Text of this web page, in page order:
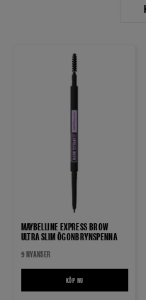
MAYBELLINE EXPRESS BROW
ULTRA SLIM ÖGONBRYNSPENNA
9 NYANSER
KÖP NU